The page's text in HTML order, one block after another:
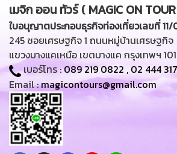
เมจิก ออน ทัวร์ ( MAGIC ON
ใบอนุญาตประกอบธุรกิจท่องเที่ยวเลขที่ 11/
245 ซอยเศรษฐกิจ 1 ถนนหมู่บ้านเศรษฐกิจ
แขวงบางแคเหนือ เขตบางแค กรุงเทพฯ
เบอร์โทร :089 219 0822 , 02 444
Email :magicontours@gmail.com